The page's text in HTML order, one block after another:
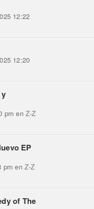
12:22
12:20
pm enZ-Z
EP
pm enZ-Z
of The